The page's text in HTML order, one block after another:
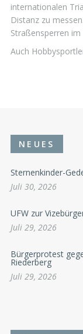
internationalen
Distanz zu
Straßensperren
Auch
NEUES
Sternenkinder-
Juli 30, 2026
UFW zur
Juli 29, 2026
Bürgerprotest
Riederberg
Juli 29, 2026